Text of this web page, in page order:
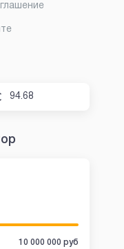
94.68
10 000 000 руб